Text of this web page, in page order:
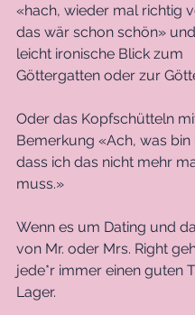
«hach, wieder mal richtig
das wär schon schön»
leicht ironische Blick zum
Göttergatten oder zur
Oder das Kopfschütteln
Bemerkung «Ach, was bin
dass ich das nicht mehr
muss.»
Wenn es um Dating und
von Mr. oder Mrs. Right
jede*r immer einen guten
Lager.